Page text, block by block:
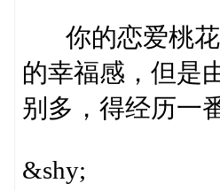
你的恋爱桃花
的幸福感，但是
别多，得经历一
&shy;